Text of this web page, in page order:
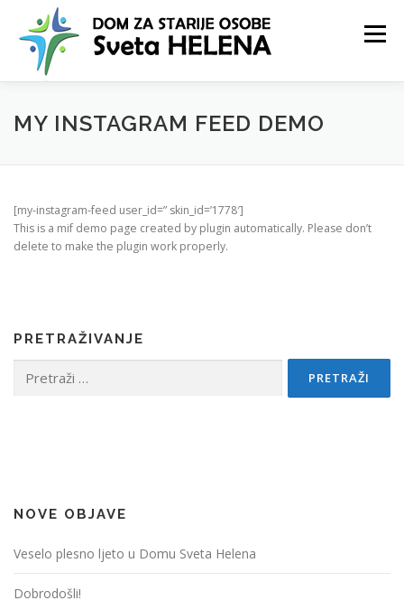
sadržaj
Izbornik
NASLOVNICA O DOMU USLUGE VIJESTI
MY INSTAGRAM FEED DEMO
[my-instagram-feed user_id=” skin_id=’1778′]
This is a mif demo page created by plugin automatically. Please don’t
delete to make the plugin work properly.
PRETRAŽIVANJE
NOVE OBJAVE
Veselo plesno ljeto u Domu Sveta Helena
Dobrodošli!